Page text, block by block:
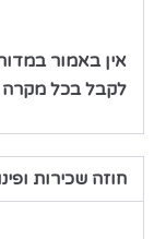
אין באמור
לקבל בכל מקרה
חוזה שכירות